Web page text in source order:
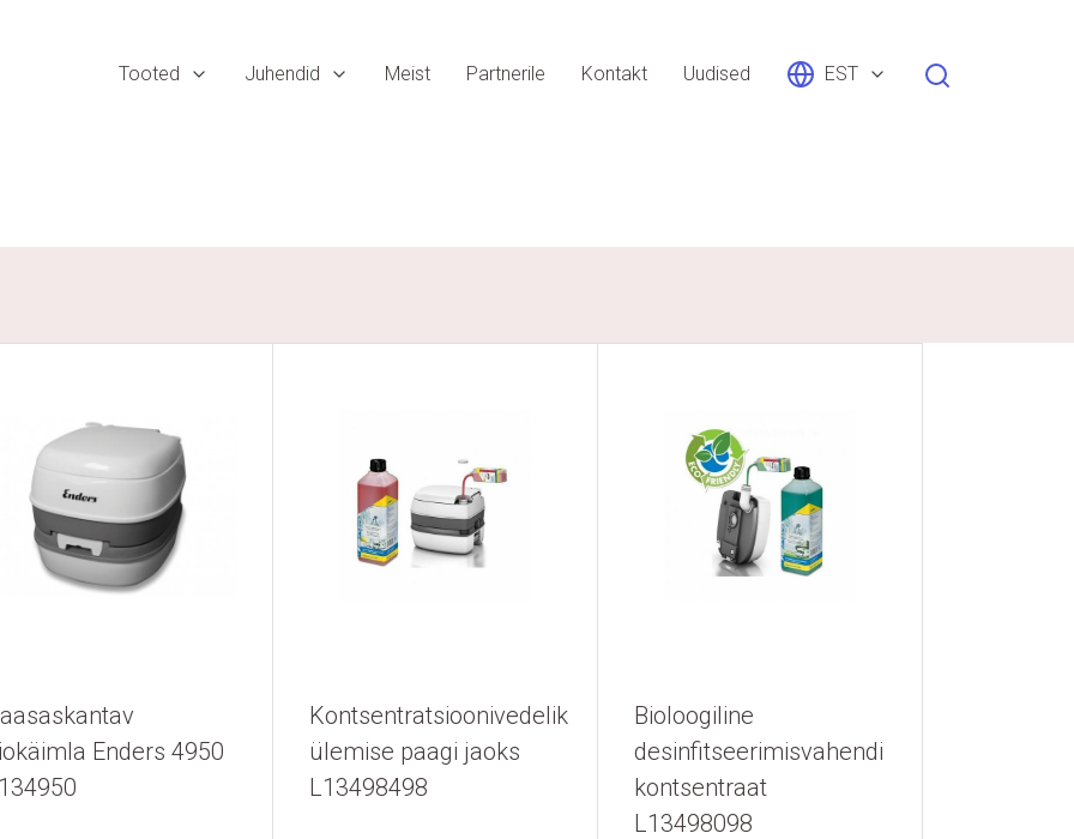
Tooted Juhendid Meist Partnerile Kontakt Uudised EST
Enders 4950
Kontsentratsioonivedelik
ülemise paagi jaoks
L13498498
Bioloogiline
desinfitseerimisvahendi
kontsentraat
L13498098